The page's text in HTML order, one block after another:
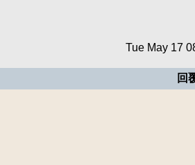
Tue May 17
回